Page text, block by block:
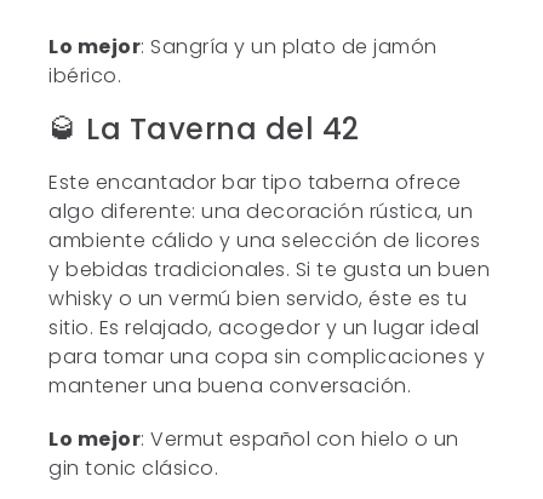
Lo mejor: Sangría y un plato de jamón
ibérico.
🥃 La Taverna del 42
Este encantador bar tipo taberna ofrece
algo diferente: una decoración rústica, un
ambiente cálido y una selección de licores
y bebidas tradicionales. Si te gusta un buen
whisky o un vermú bien servido, éste es tu
sitio. Es relajado, acogedor y un lugar ideal
para tomar una copa sin complicaciones y
mantener una buena conversación.
Lo mejor: Vermut español con hielo o un
gin tonic clásico.